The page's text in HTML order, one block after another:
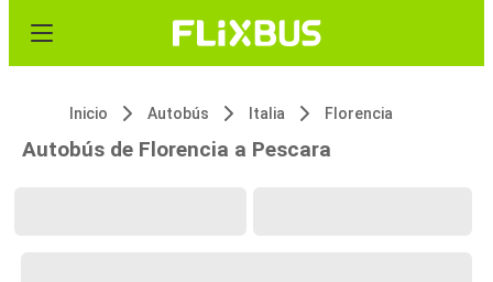
Inicio Autobús Italia Florencia
Autobús de Florencia a Pescara